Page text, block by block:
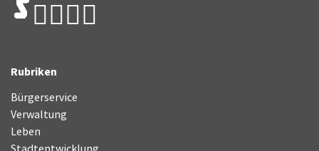
Rubriken
Bürgerservice
Verwaltung
Leben